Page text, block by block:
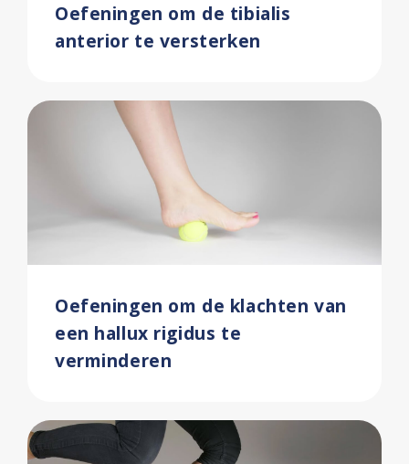
Oefeningen om de tibialis
anterior te versterken
Oefeningen om de klachten van
een hallux rigidus te
verminderen